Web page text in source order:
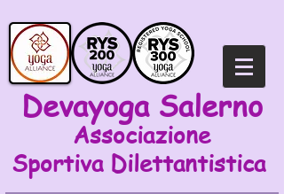
Devayoga Salerno
Associazione
Sportiva Dilettantistica